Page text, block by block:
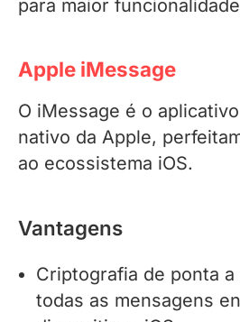
para maior
Apple iMessage
O iMessage é o
nativo da Apple,
ao ecossistema iOS.
Vantagens
Criptografia de ponta a
todas as mensagens